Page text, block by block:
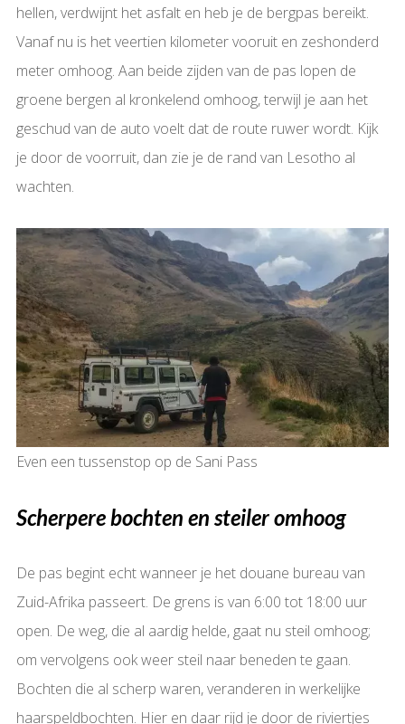
hellen, verdwijnt het asfalt en heb je de bergpas bereikt.
Vanaf nu is het veertien kilometer vooruit en zeshonderd
meter omhoog. Aan beide zijden van de pas lopen de
groene bergen al kronkelend omhoog, terwijl je aan het
geschud van de auto voelt dat de route ruwer wordt. Kijk
je door de voorruit, dan zie je de rand van Lesotho al
wachten.
Even een tussenstop op de Sani Pass
Scherpere bochten en steiler omhoog
De pas begint echt wanneer je het douane bureau van
Zuid-Afrika passeert. De grens is van 6:00 tot 18:00 uur
open. De weg, die al aardig helde, gaat nu steil omhoog;
om vervolgens ook weer steil naar beneden te gaan.
Bochten die al scherp waren, veranderen in werkelijke
haarspeldbochten. Hier en daar rijd je door de riviertjes